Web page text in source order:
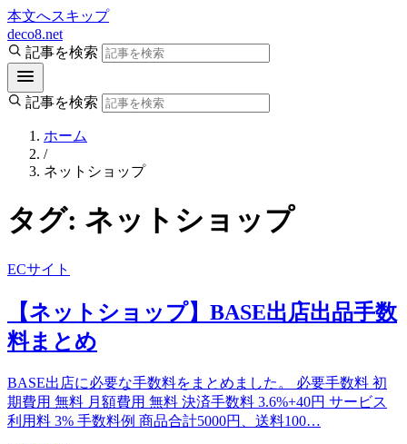
本文へスキップ
deco8.net
記事を検索
記事を検索
ホーム
/
ネットショップ
タグ: ネットショップ
ECサイト
【ネットショップ】BASE出店出品手数
料まとめ
BASE出店に必要な手数料をまとめました。 必要手数料 初
期費用 無料 月額費用 無料 決済手数料 3.6%+40円 サービス
利用料 3% 手数料例 商品合計5000円、送料100…